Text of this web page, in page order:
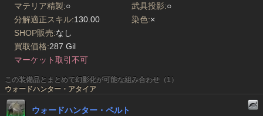
マテリア精製:○ 武具投影:○
分解適正スキル:130.00 染色:×
SHOP販売:なし
買取価格:287 Gil
マーケット取引不可
この装備品とまとめて幻影化が可能な組み合わせ（1）
ウォードハンター・アタイア
ウォードハンター・ペルト